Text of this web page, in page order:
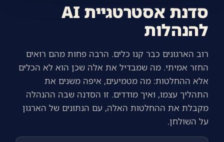
סדנת אסטרטגיית AI
להנהלות
רוב הארגונים כבר קנו כלים. הרבה פחות מהם רואים
החזר אמיתי. מה שמבדיל את אלה שכן הוא לא הכלים
אלא ההחלטות: מה מטמיעים, איפה משנים את
התהליך עצמו, ואיך מודדים. זו הסדנה שבה ההנהלה
מקבלת את ההחלטות האלה, עם הנתונים של הארגון
על השולחן.